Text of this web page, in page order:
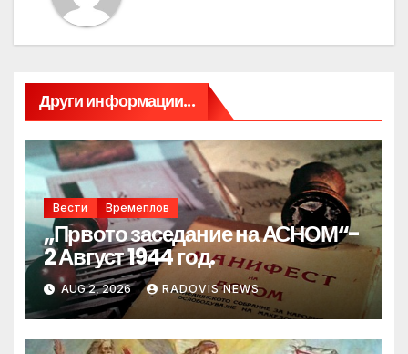
Други информации...
Вести Времеплов
„Првото заседание на АСНОМ“-
2 Август 1944 год.
AUG 2, 2026 RADOVIS NEWS